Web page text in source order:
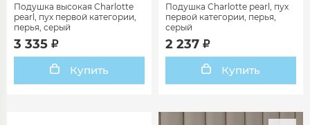
Подушка высокая Charlotte
pearl, пух первой категории,
перья, серый
3 335
Купить
Подушка Charlotte pearl, пух
первой категории, перья,
серый
2 237
Купить